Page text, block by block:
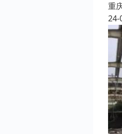
重
24-